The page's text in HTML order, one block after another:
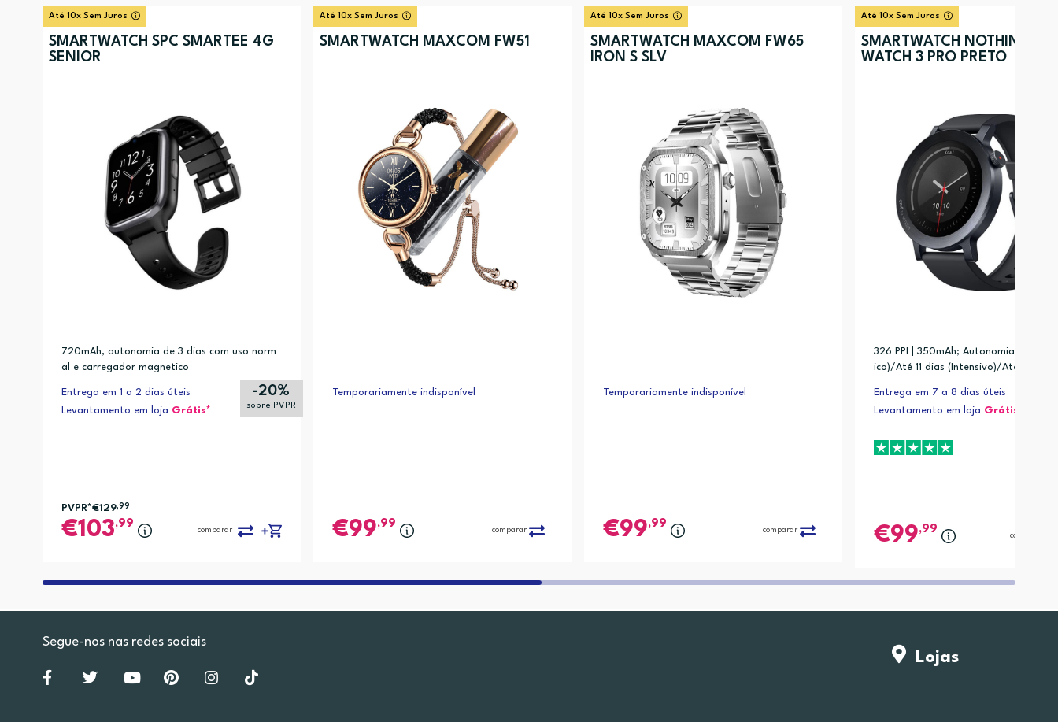
Até 10x Sem Juros
SMARTWATCH SPC SMARTEE 4G
SENIOR
720mAh, autonomia de 3 dias com uso norm
al e carregador magnetico
Entrega em 1 a 2 dias úteis
Levantamento em loja Grátis*
-20%
sobre PVPR
PVPR*€129,99
103,99
comparar
Até 10x Sem Juros
SMARTWATCH MAXCOM FW51
Temporariamente indisponível
99,99
comparar
Até 10x Sem Juros
SMARTWATCH MAXCOM FW65
IRON S SLV
Temporariamente indisponível
99,99
comparar
Até 10x Sem Juros
SMARTWATCH NOTHING
WATCH 3 PRO PRETO
326 PPI | 350mAh; Autonomia: Até 13
ico)/Até 11 dias (Intensivo)/Até 4,5
Entrega em 7 a 8 dias úteis
Levantamento em loja Grátis*
99,99
comparar
Lojas
Segue-nos nas redes sociais